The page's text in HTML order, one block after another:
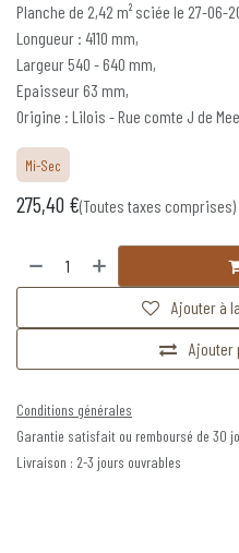
Planche de 2,42 m² sciée le 27-06-
Longueur : 4110 mm,
Largeur 540 - 640 mm,
Epaisseur 63 mm,
Origine : Lilois - Rue comte J de
Mi-Sec
275,40 €(Toutes taxes comprises)
Ajouter
Ajouter à
Conditions générales
Garantie satisfait ou remboursé de 30
Livraison : 2-3 jours ouvrables